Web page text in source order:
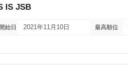
IS JSB
始日 2021年11月10日 最高順位